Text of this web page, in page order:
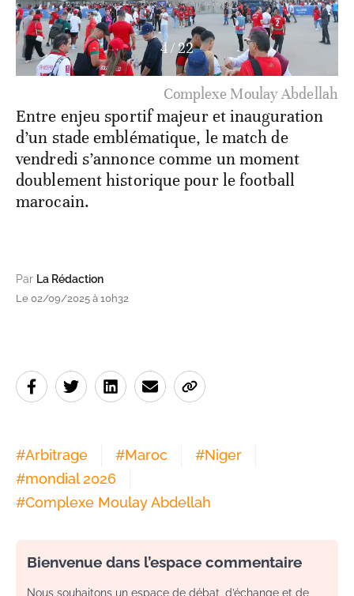
4/ 22
Complexe Moulay Abdellah
Entre enjeu sportif majeur et inauguration
d’un stade emblématique, le match de
vendredi s’annonce comme un moment
doublement historique pour le football
marocain.
Par La Rédaction
Le 02/09/2025 à 10h32
#Arbitrage #Maroc #Niger
#mondial 2026
#Complexe Moulay Abdellah
Bienvenue dans l’espace commentaire
Nous souhaitons un espace de débat, d’échange et de